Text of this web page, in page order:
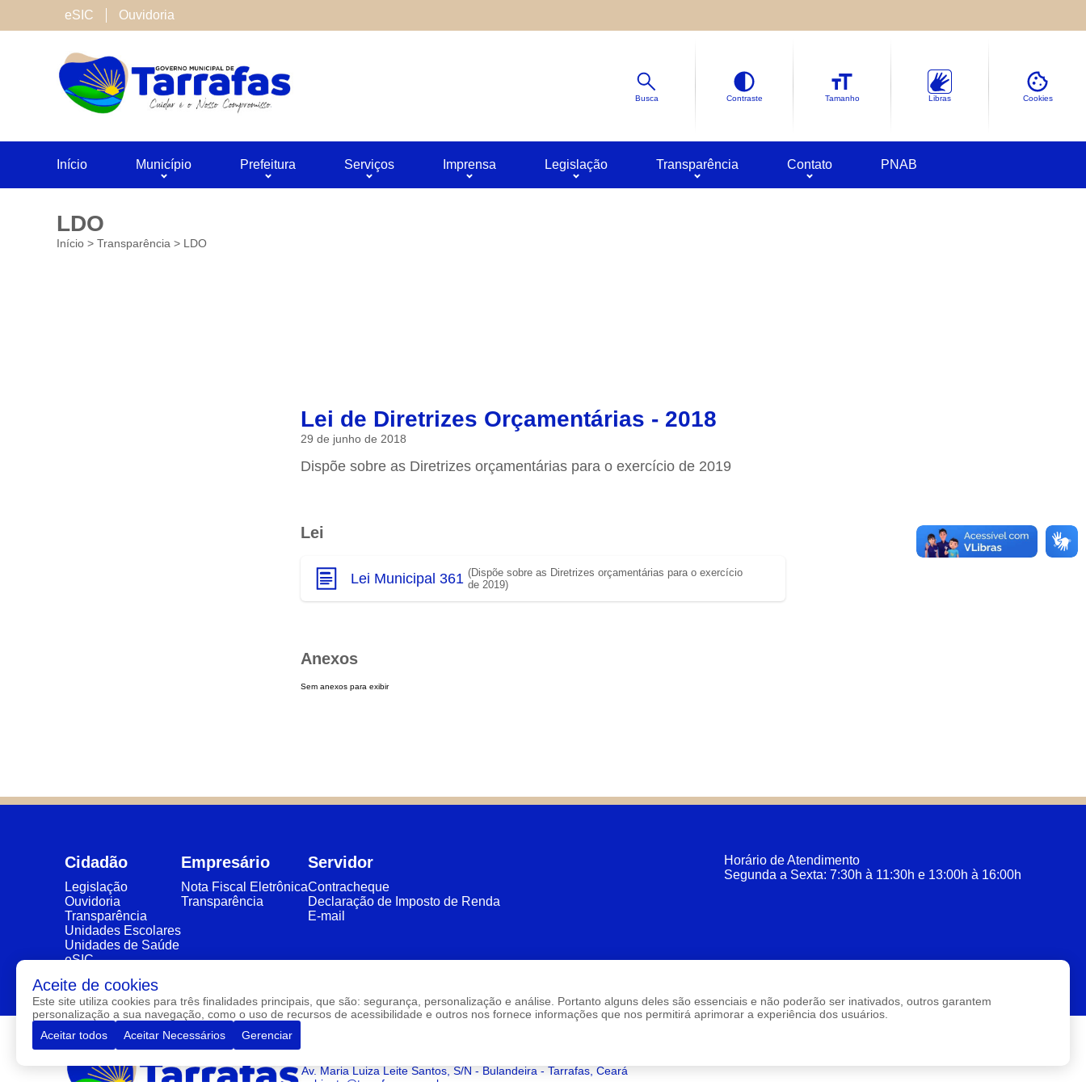
eSIC Ouvidoria
Busca Contraste Tamanho Libras Cookies
Início Município Prefeitura Serviços Imprensa Legislação Transparência Contato PNAB
LDO
Início > Transparência > LDO
Lei de Diretrizes Orçamentárias - 2018
29 de junho de 2018
Dispõe sobre as Diretrizes orçamentárias para o exercício de 2019
Lei
Lei Municipal 361 (Dispõe sobre as Diretrizes orçamentárias para o exercício
de 2019)
Anexos
Sem anexos para exibir
Cidadão
Legislação
Ouvidoria
Transparência
Unidades Escolares
Unidades de Saúde
eSIC
Empresário
Nota Fiscal Eletrônica
Transparência
Servidor
Contracheque
Declaração de Imposto de Renda
E-mail
Horário de Atendimento
Segunda a Sexta: 7:30h à 11:30h e 13:00h à 16:00h
Av. Maria Luiza Leite Santos, S/N - Bulandeira - Tarrafas, Ceará
Padrão
Aceite de cookies
Este site utiliza cookies para três finalidades principais, que são: segurança, personalização e análise. Portanto alguns deles são essenciais e não poderão ser inativados, outros garantem
personalização a sua navegação, como o uso de recursos de acessibilidade e outros nos fornece informações que nos permitirá aprimorar a experiência dos usuários.
Aceitar todos
Aceitar Necessários Gerenciar
Cookies de terceiros
São cookies inseridos por serviços associados ao site oferecido por outras empresas e que não temos controle sobre as informações coletadas.
Salvar